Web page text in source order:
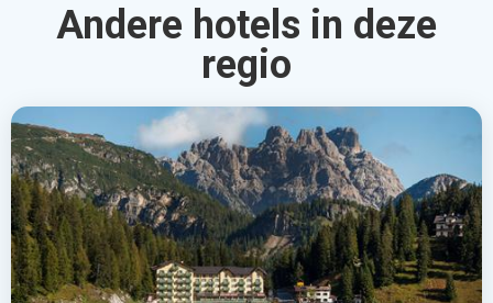
Andere hotels in deze
regio